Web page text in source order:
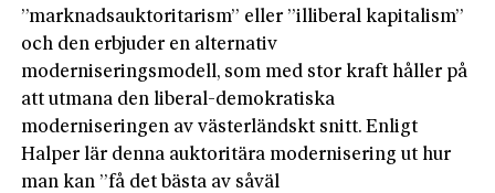
”marknadsauktoritarism” eller ”illiberal kapitalism”
och den erbjuder en alternativ
moderniseringsmodell, som med stor kraft håller på
att utmana den liberal-demokratiska
moderniseringen av västerländskt snitt. Enligt
Halper lär denna auktoritära modernisering ut hur
man kan ”få det bästa av såväl